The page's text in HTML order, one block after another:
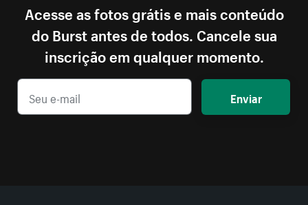
Acesse as fotos grátis e mais conteúdo
do Burst antes de todos. Cancele sua
inscrição em qualquer momento.
Enviar